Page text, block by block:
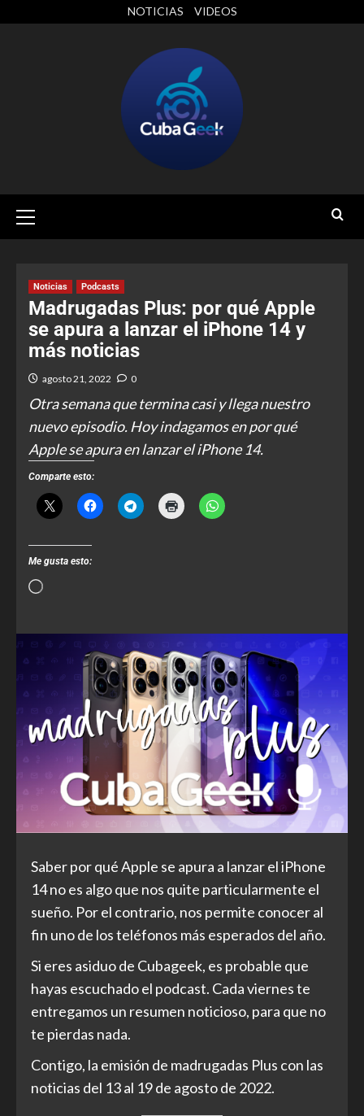
NOTICIAS VIDEOS
Noticias Podcasts
Madrugadas Plus: por qué Apple
se apura a lanzar el iPhone 14 y
más noticias
agosto 21, 2022 0
Otra semana que termina casi y llega nuestro
nuevo episodio. Hoy indagamos en por qué
Apple se apura en lanzar el iPhone 14.
Comparte esto:
Me gusta esto:
Saber por qué Apple se apura a lanzar el iPhone
14 no es algo que nos quite particularmente el
sueño. Por el contrario, nos permite conocer al
fin uno de los teléfonos más esperados del año.
Si eres asiduo de Cubageek, es probable que
hayas escuchado el podcast. Cada viernes te
entregamos un resumen noticioso, para que no
te pierdas nada.
Contigo, la emisión de madrugadas Plus con las
noticias del 13 al 19 de agosto de 2022.